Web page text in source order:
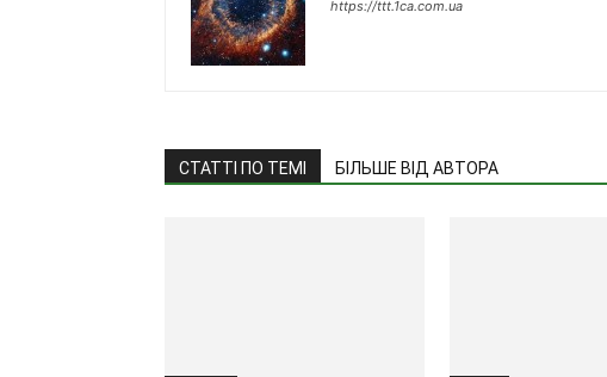
https://ttt.1ca.com.ua
СТАТТІ ПО ТЕМІ БІЛЬШЕ ВІД АВТОРА